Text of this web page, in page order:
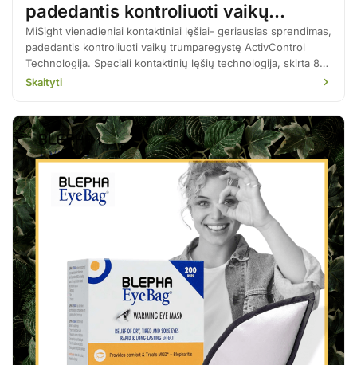
padedantis kontroliuoti vaikų
trumparegystę
MiSight vienadieniai kontaktiniai lęšiai- geriausias sprendimas,
padedantis kontroliuoti vaikų trumparegystę ActivControl
Technologija. Speciali kontaktinių lęšių technologija, skirta 8-
12 metų vaikams gydymo pradžioje, kuri koreguoja jų regėjimą
gydomosios zonos, kurios duoda optinį stimulą akiai augti
lėčiau. MiSight KL efektyvumas panašus į […]
Skaityti